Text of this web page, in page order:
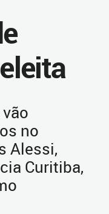
no
Alessi,
Curitiba,